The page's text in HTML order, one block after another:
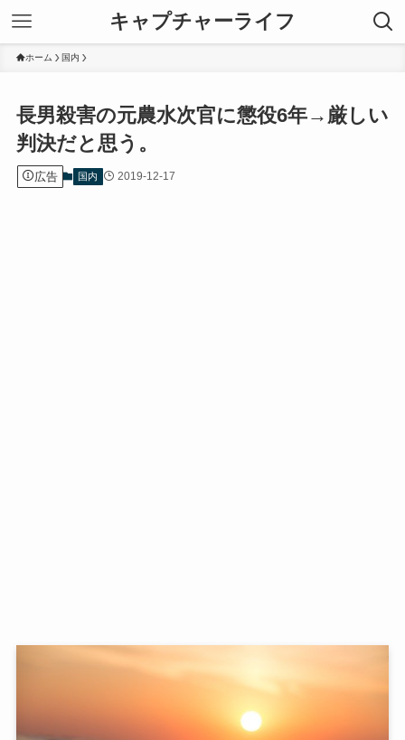
キャプチャーライフ
ホーム 国内
長男殺害の元農水次官に懲役6年→厳しい
判決だと思う。
広告 国内 2019-12-17